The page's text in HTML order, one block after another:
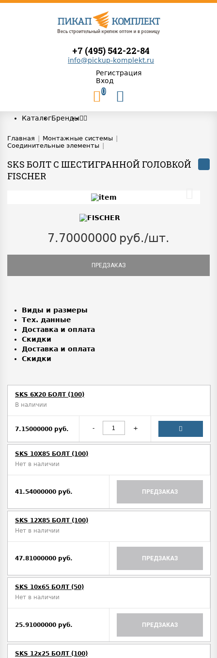
+7 (495) 542-22-84
info@pickup-komplekt.ru
Регистрация
Вход
0
КаталогБренды
Главная Монтажные системы
Соединительные элементы
SKS БОЛТ С ШЕСТИГРАННОЙ ГОЛОВКОЙ
FISCHER
7.70000000 руб./шт.
ПРЕДЗАКАЗ
Виды и размеры
Тех. данные
Доставка и оплата
Скидки
Доставка и оплата
Скидки
SKS 6X20 БОЛТ (100)
В наличии
7.15000000 руб. - +
SKS 10X85 БОЛТ (100)
Нет в наличии
41.54000000 руб. ПРЕДЗАКАЗ
SKS 12X85 БОЛТ (100)
Нет в наличии
47.81000000 руб. ПРЕДЗАКАЗ
SKS 10x65 БОЛТ (50)
Нет в наличии
25.91000000 руб. ПРЕДЗАКАЗ
SKS 12x25 БОЛТ (100)